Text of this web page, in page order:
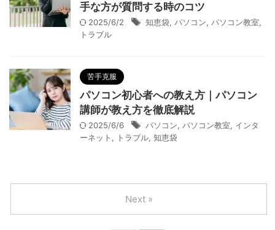
手な方が質問する時のコツ
2025/6/2 知恵袋, パソコン, パソコン教室,
トラブル
苦手克服
パソコン初心者への教え方｜パソコン
講師が教え方を徹底解説
2025/6/6 パソコン, パソコン教室, インタ
ーネット , トラブル, 知恵袋
Next »